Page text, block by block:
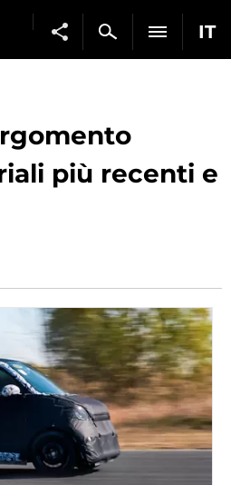
IT
più recenti e